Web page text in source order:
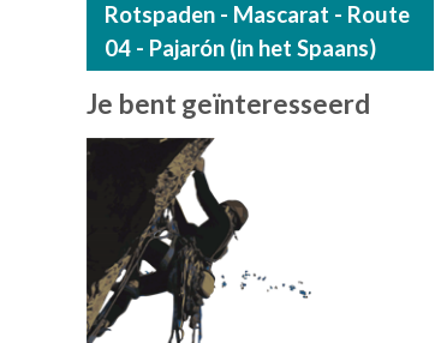
Rotspaden - Mascarat - Route
04 - Pajarón (in het Spaans)
Je bent geïnteresseerd